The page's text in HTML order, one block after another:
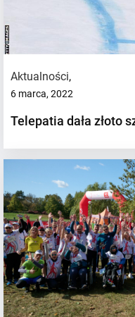
Aktualności,
6 marca, 2022
Telepatia dała złoto